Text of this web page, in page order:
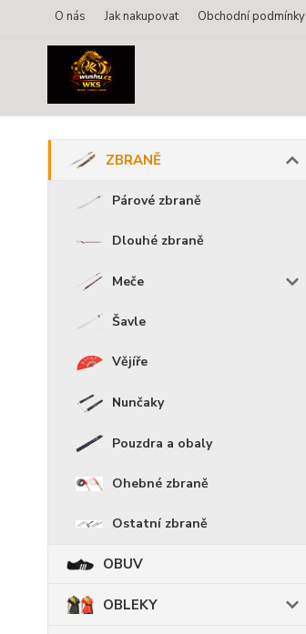
O nás Jak nakupovat Obchodní podmínky
ZBRANĚ
Párové zbraně
Dlouhé zbraně
Meče
Šavle
Vějíře
Nunčaky
Pouzdra a obaly
Ohebné zbraně
Ostatní zbraně
OBUV
OBLEKY